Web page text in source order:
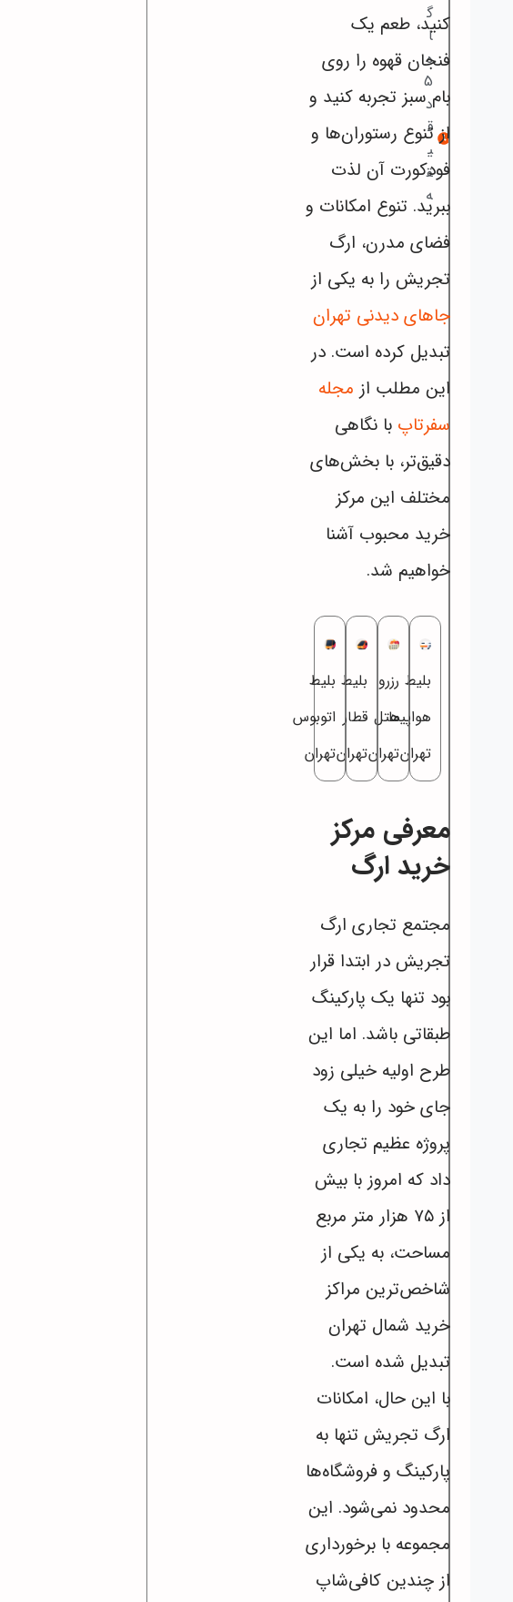
گ
ا
ه
5
د
ق
ی
ق
ه
کنید، طعم یک
فنجان قهوه را روی
بام سبز تجربه کنید و
از تنوع رستوران‌ها و
فودکورت آن لذت
ببرید. تنوع امکانات و
فضای مدرن، ارگ
تجریش را به یکی از
جاهای دیدنی تهران
تبدیل کرده است. در
این مطلب از مجله
سفرتاپ با نگاهی
دقیق‌تر، با بخش‌های
مختلف این مرکز
خرید محبوب آشنا
خواهیم شد.
بلیط
هواپیما
تهران
رزرو
هتل
تهران
بلیط
قطار
تهران
بلیط
اتوبوس
تهران
معرفی مرکز
خرید ارگ
مجتمع تجاری ارگ
تجریش در ابتدا قرار
بود تنها یک پارکینگ
طبقاتی باشد. اما این
طرح اولیه خیلی زود
جای خود را به یک
پروژه عظیم تجاری
داد که امروز با بیش
از ۷۵ هزار متر مربع
مساحت، به یکی از
شاخص‌ترین مراکز
خرید شمال تهران
تبدیل شده است.
با این حال، امکانات
ارگ تجریش تنها به
پارکینگ و فروشگاه‌ها
محدود نمی‌شود. این
مجموعه با برخورداری
از چندین کافی‌شاپ